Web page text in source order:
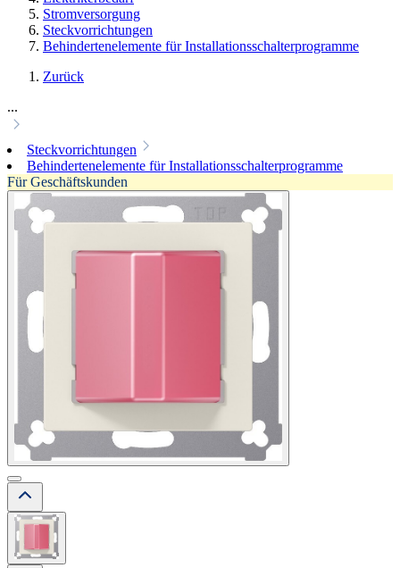
Stromversorgung
Steckvorrichtungen
Behindertenelemente für Installationsschalterprogramme
Zurück
...
Steckvorrichtungen
Behindertenelemente für Installationsschalterprogramme
Für Geschäftskunden